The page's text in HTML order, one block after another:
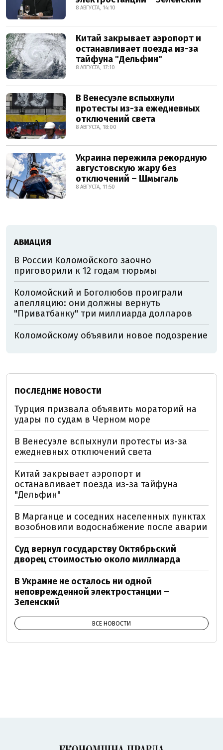
8 АВГУСТА, 14:10
Китай закрывает аэропорт и
останавливает поезда из-за
тайфуна "Дельфин"
8 АВГУСТА, 17:10
В Венесуэле вспыхнули
протесты из-за ежедневных
отключений света
8 АВГУСТА, 18:00
Украина пережила рекордную
августовскую жару без
отключений – Шмыгаль
8 АВГУСТА, 11:50
АВИАЦИЯ
В России Коломойского заочно
приговорили к 12 годам тюрьмы
Коломойский и Боголюбов проиграли
апелляцию: они должны вернуть
"Приватбанку" три миллиарда долларов
Коломойскому объявили новое подозрение
ПОСЛЕДНИЕ НОВОСТИ
Турция призвала объявить мораторий на
удары по судам в Черном море
В Венесуэле вспыхнули протесты из-за
ежедневных отключений света
Китай закрывает аэропорт и
останавливает поезда из-за тайфуна
"Дельфин"
В Марганце и соседних населенных пунктах
возобновили водоснабжение после аварии
Суд вернул государству Октябрьский
дворец стоимостью около миллиарда
В Украине не осталось ни одной
неповрежденной электростанции –
Зеленский
ВСЕ НОВОСТИ